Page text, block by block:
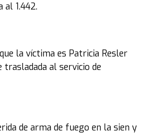
al 1.442.
la víctima es Patricia Resler
al servicio de
de arma de fuego en la sien y